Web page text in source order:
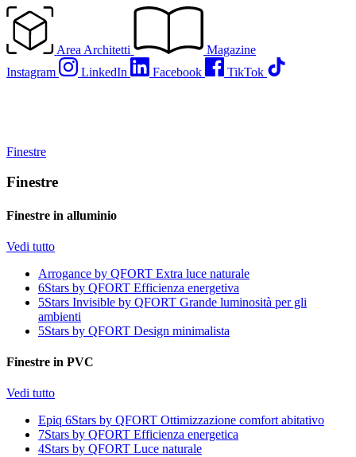
Vai
contenuto
Area Architetti
Magazine
Instagram
LinkedIn Facebook TikTok
Finestre
Finestre
Finestre in alluminio
Vedi tutto
Arrogance by QFORT Extra luce naturale
6Stars by QFORT Efficienza energetiva
5Stars Invisible by QFORT Grande luminosità per gli
ambienti
5Stars by QFORT Design minimalista
Finestre in PVC
Vedi tutto
Epiq 6Stars by QFORT Ottimizzazione comfort abitativo
7Stars by QFORT Efficienza energetica
4Stars by QFORT Luce naturale